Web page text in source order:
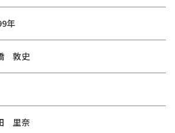
年
敦史
里奈